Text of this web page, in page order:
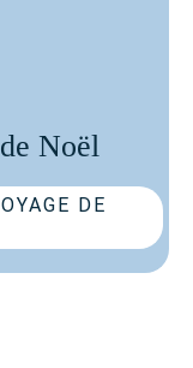
Noël
DE